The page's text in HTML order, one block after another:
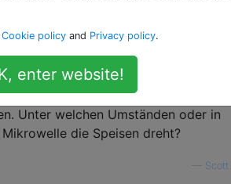
eine Platte am Boden, die sich
Drehen das Essen gleichmäßiger
verfügt jedoch über eine
Unter welchen Umständen oder in
die Speisen dreht?
Cookie policy and Privacy policy.
enter website!